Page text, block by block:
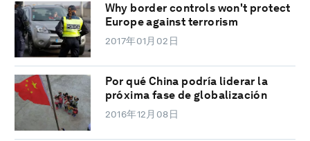
Why border controls won't protect
Europe against terrorism
2017年01月02日
Por qué China podría liderar la
próxima fase de globalización
2016年12月08日